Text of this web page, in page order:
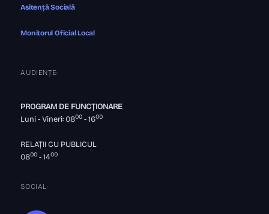
Asitență Socială
Monitorul Oficial Local
AUDIENȚE:
PROGRAM DE FUNCȚIONARE
Luni - Vineri: 0800 - 1600
RELAȚII CU PUBLICUL
0800 - 1400
SOCIAL: